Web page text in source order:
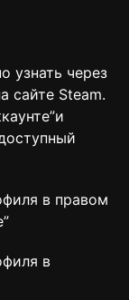
узнать через
сайте Steam.
в правом
”
в